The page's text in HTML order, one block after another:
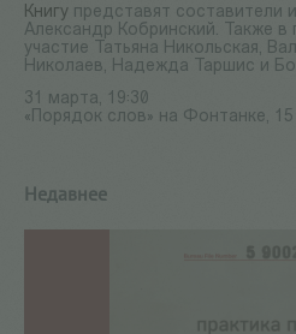
Книгу представят составители
Александр Кобринский. Также в
участие Татьяна Никольская,
Николаев, Надежда Таршис и
31 марта, 19:30
«Порядок слов» на Фонтанке, 15
Недавнее